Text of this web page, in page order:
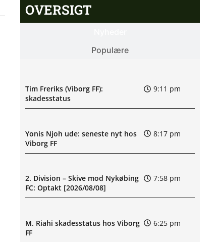
OVERSIGT
Populære
Tim Freriks (Viborg FF):
skadesstatus
9:11 pm
Yonis Njoh ude: seneste nyt hos
Viborg FF
8:17 pm
2. Division – Skive mod Nykøbing
FC: Optakt [2026/08/08]
7:58 pm
M. Riahi skadesstatus hos Viborg
FF
6:25 pm